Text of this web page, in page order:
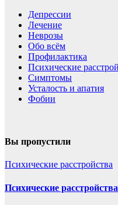
Депрессии
Лечение
Неврозы
Обо всём
Профилактика
Психические
Симптомы
Усталость и апатия
Фобии
Вы пропустили
Психические расстройства
Психические